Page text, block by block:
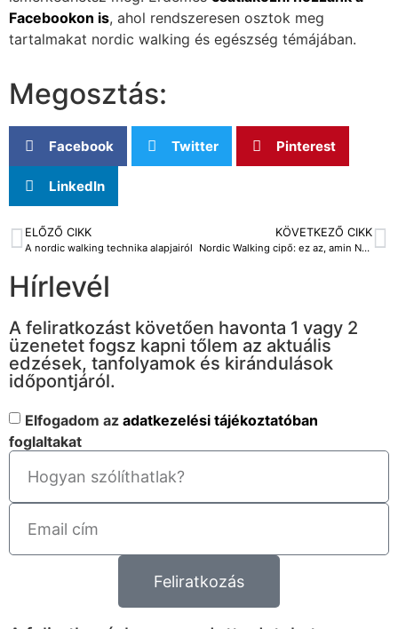
Facebookon is, ahol rendszeresen osztok meg
tartalmakat nordic walking és egészség témájában.
Megosztás:
Facebook Twitter Pinterest
LinkedIn
ELŐZŐ CIKK
A nordic walking technika alapjairól
KÖVETKEZŐ CIKK
Nordic Walking cipő: ez az, amin NE spórolj!
Hírlevél
A feliratkozást követően havonta 1 vagy 2
üzenetet fogsz kapni tőlem az aktuális
edzések, tanfolyamok és kirándulások
időpontjáról.
Elfogadom az adatkezelési tájékoztatóban
foglaltakat
Feliratkozás